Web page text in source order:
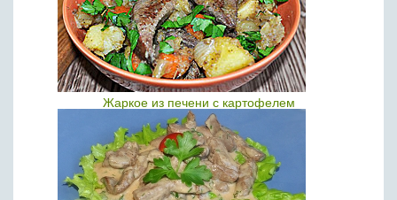
Жаркое из печени с картофелем